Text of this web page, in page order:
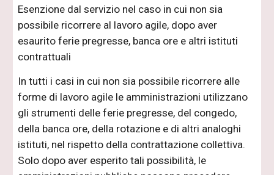
Esenzione dal servizio nel caso in cui non sia
possibile ricorrere al lavoro agile, dopo aver
esaurito ferie pregresse, banca ore e altri istituti
contrattuali
In tutti i casi in cui non sia possibile ricorrere alle
forme di lavoro agile le amministrazioni utilizzano
gli strumenti delle ferie pregresse, del congedo,
della banca ore, della rotazione e di altri analoghi
istituti, nel rispetto della contrattazione collettiva.
Solo dopo aver esperito tali possibilità, le